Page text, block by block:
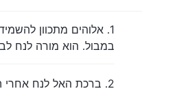
1. אלוהים מתכוון
במבול. הוא מורה לנח
2. ברכת האל לנח אחרי המבול